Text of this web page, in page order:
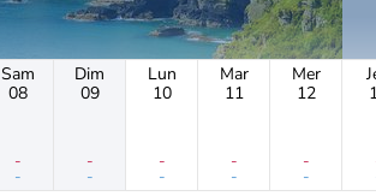
Sam
08
-
-
Dim
09
-
-
Lun
10
-
-
Mar
11
-
-
Mer
12
-
-